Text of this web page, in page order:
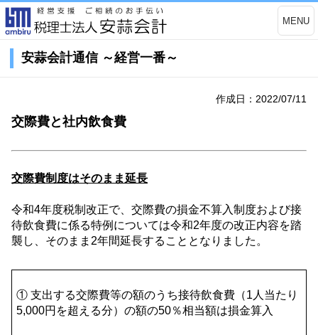
MENU
安蒜会計通信 ～経営一番～
作成日：2022/07/11
交際費と社内飲食費
交際費制度はそのまま延長
令和4年度税制改正で、交際費の損金不算入制度および接
待飲食費に係る特例については令和2年度の改正内容を踏
襲し、そのまま 2年間延長することとなりました。
① 支出する交際費等の額のうち接待飲食費（1 人当たり
5,000円を超える分）の額の50％相当額は損金算入